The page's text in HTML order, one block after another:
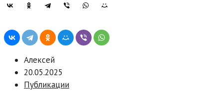
Алексей
20.05.2025
Публикации